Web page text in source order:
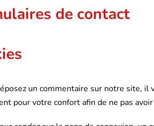
de contact
un commentaire sur notre site, il
pour votre confort afin de ne pas